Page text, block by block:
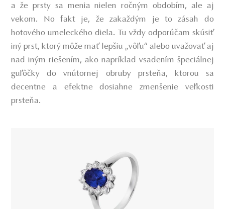
a že prsty sa menia nielen ročným obdobím, ale aj
vekom. No fakt je, že zakaždým je to zásah do
hotového umeleckého diela. Tu vždy odporúčam skúsiť
iný prst, ktorý môže mať lepšiu „vôľu“ alebo uvažovať aj
nad iným riešením, ako napríklad vsadením špeciálnej
guľôčky do vnútornej obruby prsteňa, ktorou sa
decentne a efektne dosiahne zmenšenie veľkosti
prsteňa.